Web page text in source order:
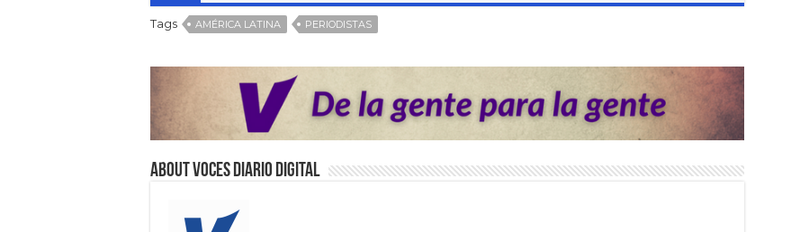
Tags AMÉRICA LATINA PERIODISTAS
About VOCES Diario digital